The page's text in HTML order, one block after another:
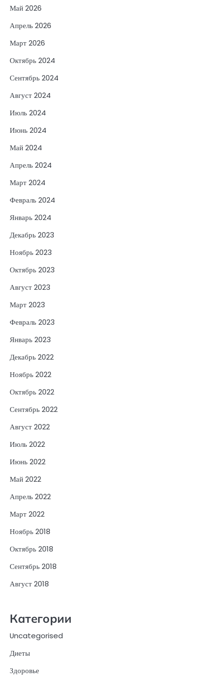
Май 2026
Апрель 2026
Март 2026
Октябрь 2024
Сентябрь 2024
Август 2024
Июль 2024
Июнь 2024
Май 2024
Апрель 2024
Март 2024
Февраль 2024
Январь 2024
Декабрь 2023
Ноябрь 2023
Октябрь 2023
Август 2023
Март 2023
Февраль 2023
Январь 2023
Декабрь 2022
Ноябрь 2022
Октябрь 2022
Сентябрь 2022
Август 2022
Июль 2022
Июнь 2022
Май 2022
Апрель 2022
Март 2022
Ноябрь 2018
Октябрь 2018
Сентябрь 2018
Август 2018
Категории
Uncategorised
Диеты
Здоровье